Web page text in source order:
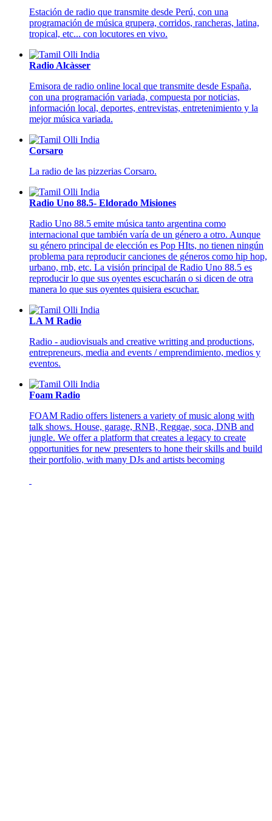
Estación de radio que transmite desde Perú, con una
programación de música grupera, corridos, rancheras, latina,
tropical, etc... con locutores en vivo.
Radio Alcàsser
Emisora de radio online local que transmite desde España,
con una programación variada, compuesta por noticias,
información local, deportes, entrevistas, entretenimiento y la
mejor música variada.
Corsaro
La radio de las pizzerias Corsaro.
Radio Uno 88.5- Eldorado Misiones
Radio Uno 88.5 emite música tanto argentina como
internacional que también varía de un género a otro. Aunque
su género principal de elección es Pop HIts, no tienen ningún
problema para reproducir canciones de géneros como hip hop,
urbano, rnb, etc. La visión principal de Radio Uno 88.5 es
reproducir lo que sus oyentes escucharán o si dicen de otra
manera lo que sus oyentes quisiera escuchar.
LA M Radio
Radio - audiovisuals and creative writting and productions,
entrepreneurs, media and events / emprendimiento, medios y
eventos.
Foam Radio
FOAM Radio offers listeners a variety of music along with
talk shows. House, garage, RNB, Reggae, soca, DNB and
jungle. We offer a platform that creates a legacy to create
opportunities for new presenters to hone their skills and build
their portfolio, with many DJs and artists becoming